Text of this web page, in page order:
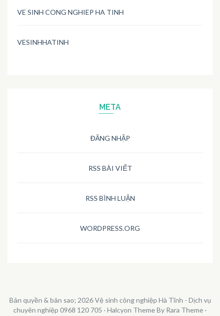
VE SINH CONG NGHIEP HA TINH
VESINHHATINH
META
ĐĂNG NHẬP
RSS BÀI VIẾT
RSS BÌNH LUẬN
WORDPRESS.ORG
Bản quyền & bản sao; 2026Vệ sinh công nghiệp Hà Tĩnh - Dịch vụ
chuyên nghiệp 0968 120 705 · Halcyon Theme By Rara Theme ·